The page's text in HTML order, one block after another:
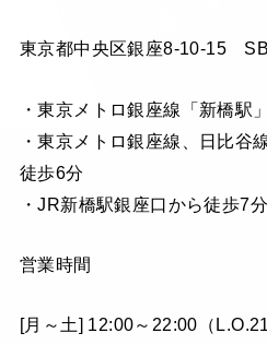
東京都中央区銀座8-10-15
・東京メトロ銀座線「新橋駅
・東京メトロ銀座線、日比谷
徒歩6分
・JR新橋駅銀座口から徒歩7分
営業時間
[月～土] 12:00～22:00（